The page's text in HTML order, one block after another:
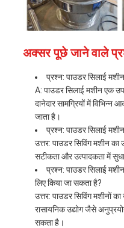
अक्सर पूछे जाने वाले
प्रश्न: पाउडर सिलाई
A: पाउडर सिलाई मशीन एक
दानेदार सामग्रियों में
जाता है।
प्रश्न: पाउडर सिलाई
उत्तर: पाउडर सिविंग मशीन
सटीकता और उत्पादकता में
प्रश्न: पाउडर सिलाई
लिए किया जा सकता है?
उत्तर: पाउडर सिविंग मशीनों
रासायनिक उद्योग जैसे
सकता है।